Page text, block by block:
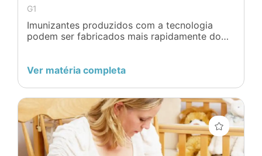
G1
Imunizantes produzidos com a tecnologia
podem ser fabricados mais rapidamente do
exijam nova vacina.
Ver matéria completa